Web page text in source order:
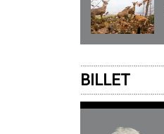
BILLET